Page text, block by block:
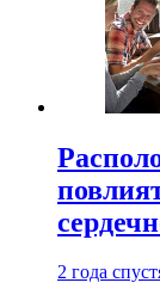
2 года